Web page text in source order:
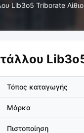
Lib3o5 Triborate
Τόπος καταγωγής
Μάρκα
Πιστοποίηση